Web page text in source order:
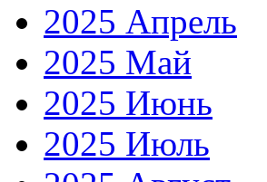
2025 Апрель
2025 Май
2025 Июнь
2025 Июль